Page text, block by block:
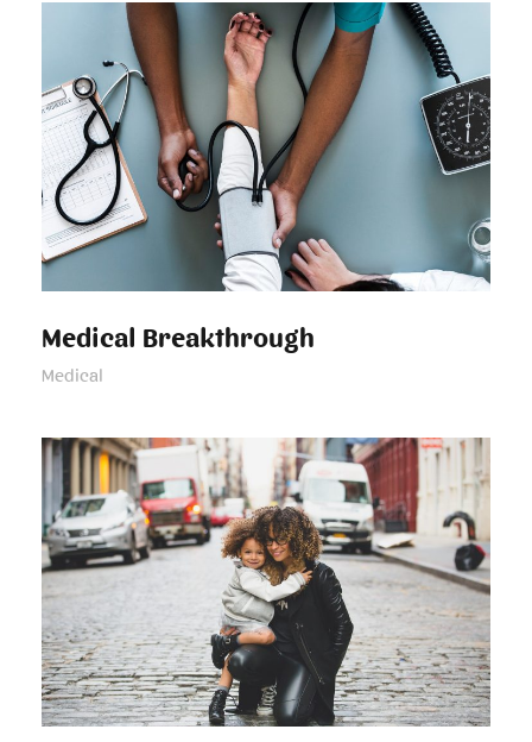
Medical Breakthrough
Medical Breakthrough
Medical
Family Law Advisory